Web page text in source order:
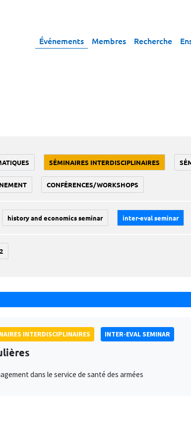
Événements Membres Recherche
SÉMINAIRES INTERDISCIPLINAIRES
CONFÉRENCES/WORKSHOPS
history and economics seminar inter-eval seminar
INTERDISCIPLINAIRES INTER-EVAL SEMINAR
dans le service de santé des armées